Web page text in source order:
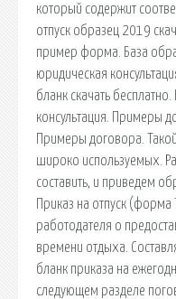
который содержит
отпуск образец 2019
пример форма. База
юридическая
бланк скачать
консультация. Примеры
Примеры договора.
широко используемых.
составить, и приведем
Приказ на отпуск
работодателя о
времени отдыха.
бланк приказа на
следующем разделе